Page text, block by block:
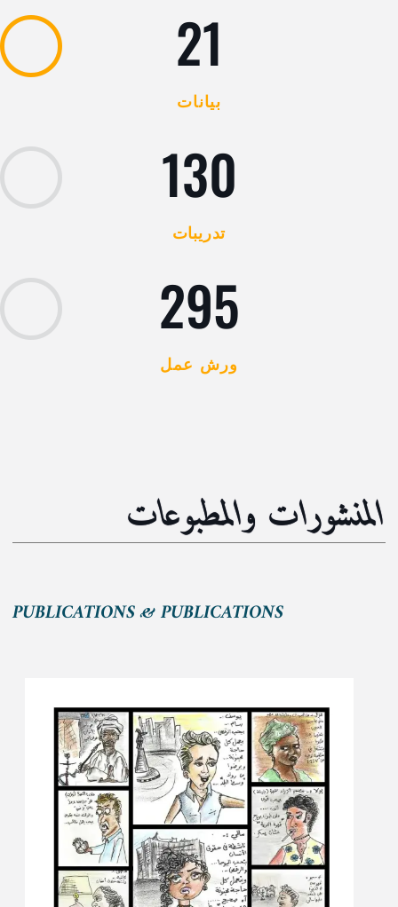
21
بيانات
130
تدريبات
295
ورش عمل
المنشورات والمطبوعات
PUBLICATIONS & PUBLICATIONS